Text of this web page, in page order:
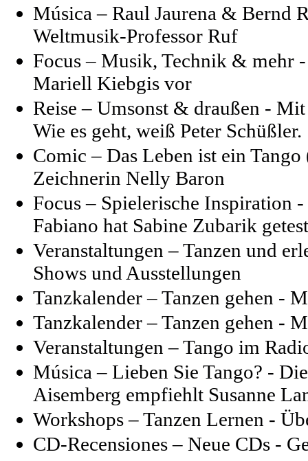
Música – Raul Jaurena & Bernd
Weltmusik-Professor Ruf
Focus – Musik, Technik & mehr
Mariell Kiebgis vor
Reise – Umsonst & draußen -
Wie es geht, weiß Peter Schüßler.
Comic – Das Leben ist ein
Zeichnerin Nelly Baron
Focus – Spielerische Inspiration
Fabiano hat Sabine Zubarik
Veranstaltungen – Tanzen und
Shows und Ausstellungen
Tanzkalender – Tanzen gehen -
Tanzkalender – Tanzen gehen -
Veranstaltungen – Tango im
Música – Lieben Sie Tango? -
Aisemberg empfiehlt Susanne
Workshops – Tanzen Lernen -
CD-Recensiones – Neue CDs -